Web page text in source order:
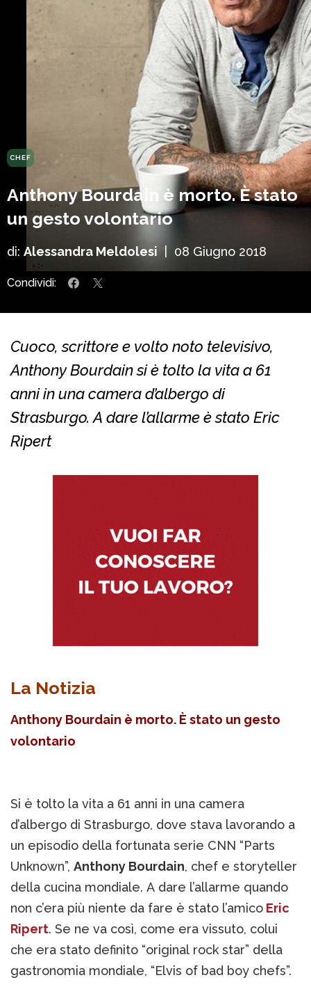
CHEF
Anthony Bourdain è morto. È stato
un gesto volontario
di: Alessandra Meldolesi 08 Giugno 2018
Condividi:
Cuoco, scrittore e volto noto televisivo,
Anthony Bourdain si è tolto la vita a 61
anni in una camera d’albergo di
Strasburgo. A dare l’allarme è stato Eric
Ripert
La Notizia
Anthony Bourdain è morto. È stato un gesto
volontario
Si è tolto la vita a 61 anni in una camera
d’albergo di Strasburgo, dove stava lavorando a
un episodio della fortunata serie CNN “Parts
Unknown”, Anthony Bourdain, chef e storyteller
della cucina mondiale. A dare l’allarme quando
non c’era più niente da fare è stato l’amico Eric
Ripert. Se ne va così, come era vissuto, colui
che era stato definito “original rock star” della
gastronomia mondiale, “Elvis of bad boy chefs”.